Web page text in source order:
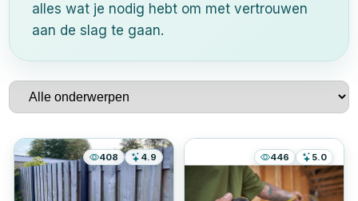
alles wat je nodig hebt om met vertrouwen
aan de slag te gaan.
408 4.9 446 5.0